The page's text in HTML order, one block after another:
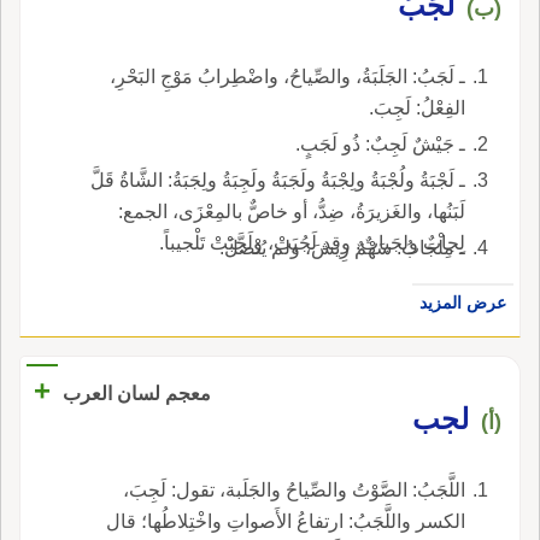
(ب)
ـ لَجَبُ: الجَلَبَةُ، والصِّياحُ، واضْطِرابُ مَوْجِ البَحْرِ،
الفِعْلُ: لَجِبَ.
ـ جَيْشٌ لَجِبٌ: ذُو لَجَبٍ.
ـ لَجْبَةُ ولُجْبَةُ ولِجْبَةُ ولَجَبَةُ ولَجِبَةُ ولِجَبَةُ: الشَّاةُ قَلَّ
لَبَنُها، والغَزيرَةُ، ضِدُّ، أو خاصٌّ بالمِعْزَى، الجمع:
لِجابٌ ولجَباتٌ. وقد لَجُبَتْ، ولَجَّبَتْ تَلْجيباً.
ـ مِلْجَابُ: سَهْمٌ رِيشَ، ولم يُنْصَلْ.
عرض المزيد
معجم لسان العرب +
(أ) لجب
اللَّجَبُ: الصَّوْتُ والصِّياحُ والجَلَبة، تقول: لَجِبَ،
الكسر واللَّجَبُ: ارتفاعُ الأَصواتِ واخْتِلاطُها؛ قال